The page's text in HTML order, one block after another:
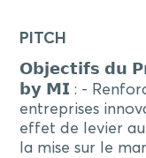
PITCH
𝗢𝗯𝗷𝗲𝗰𝘁𝗶𝗳𝘀 𝗱𝘂
𝗯𝘆 𝗠𝗜 : -
entreprises
effet de levier
la mise sur le